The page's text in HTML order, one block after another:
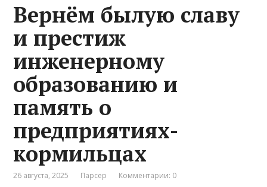
Вернём былую славу
и престиж
инженерному
образованию и
память о
предприятиях-
кормильцах
26 августа, 2025 Парсер Комментарии: 0